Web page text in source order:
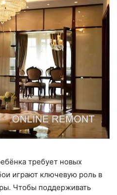
требует новых
играют ключевую роль в
Чтобы поддерживать